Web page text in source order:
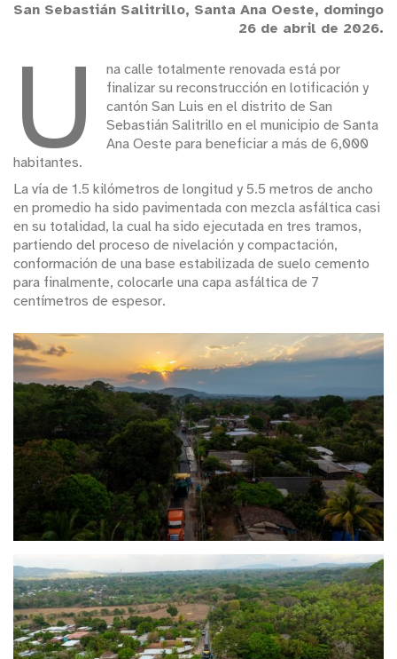
San Sebastián Salitrillo, Santa Ana Oeste, domingo
26 de abril de 2026.
U
na calle totalmente renovada está por
finalizar su reconstrucción en lotificación y
cantón San Luis en el distrito de San
Sebastián Salitrillo en el municipio de Santa
Ana Oeste para beneficiar a más de 6,000
habitantes.
La vía de 1.5 kilómetros de longitud y 5.5 metros de ancho
en promedio ha sido pavimentada con mezcla asfáltica casi
en su totalidad, la cual ha sido ejecutada en tres tramos,
partiendo del proceso de nivelación y compactación,
conformación de una base estabilizada de suelo cemento
para finalmente, colocarle una capa asfáltica de 7
centímetros de espesor.